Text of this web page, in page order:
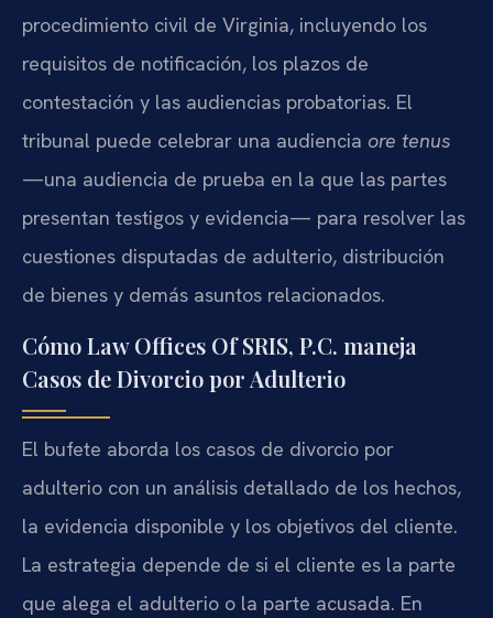
procedimiento civil de Virginia, incluyendo los
requisitos de notificación, los plazos de
contestación y las audiencias probatorias. El
tribunal puede celebrar una audiencia ore tenus
—una audiencia de prueba en la que las partes
presentan testigos y evidencia— para resolver las
cuestiones disputadas de adulterio, distribución
de bienes y demás asuntos relacionados.
Cómo Law Offices Of SRIS, P.C. maneja
Casos de Divorcio por Adulterio
El bufete aborda los casos de divorcio por
adulterio con un análisis detallado de los hechos,
la evidencia disponible y los objetivos del cliente.
La estrategia depende de si el cliente es la parte
que alega el adulterio o la parte acusada. En